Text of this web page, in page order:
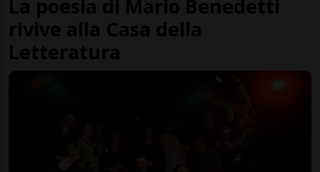
La poesia di Mario Benedetti
rivive alla Casa della
Letteratura